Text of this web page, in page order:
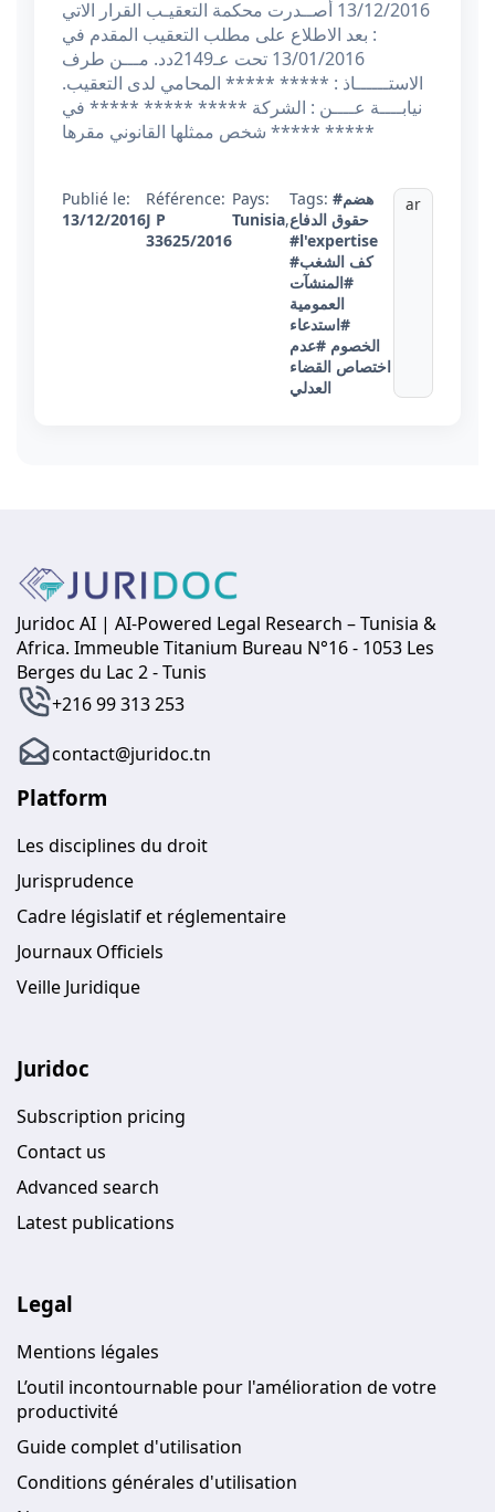
13/12/2016 أصــدرت محكمة التعقيـب القرار الاتي
: بعد الاطلاع على مطلب التعقيب المقدم في
13/01/2016 تحت عـ2149دد. مـــن طرف
الاستــــــاذ : ***** ***** المحامي لدى التعقيب.
نيابــــة عــــن : الشركة ***** ***** ***** في
شخص ممثلها القانوني مقرها ***** *****
Publié le:
13/12/2016
Référence:
J P
33625/2016
Pays:
Tunisia,
Tags: #هضم
حقوق الدفاع
#l'expertise
#كف الشغب
#المنشآت
العمومية
#استدعاء
الخصوم #عدم
اختصاص القضاء
العدلي
ar
Juridoc AI | AI-Powered Legal Research – Tunisia &
Africa. Immeuble Titanium Bureau N°16 - 1053 Les
Berges du Lac 2 - Tunis
+216 99 313 253
contact@juridoc.tn
Platform
Les disciplines du droit
Jurisprudence
Cadre législatif et réglementaire
Journaux Officiels
Veille Juridique
Juridoc
Subscription pricing
Contact us
Advanced search
Latest publications
Legal
Mentions légales
L’outil incontournable pour l'amélioration de votre
productivité
Guide complet d'utilisation
Conditions générales d'utilisation